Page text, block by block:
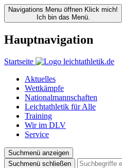
Navigations Menu öffnen Klick mich!
Ich bin das Menü.
Hauptnavigation
Startseite
Aktuelles
Wettkämpfe
Nationalmannschaften
Leichtathletik für Alle
Training
Wir im DLV
Service
Suchmenü anzeigen
Suchmenü schließen